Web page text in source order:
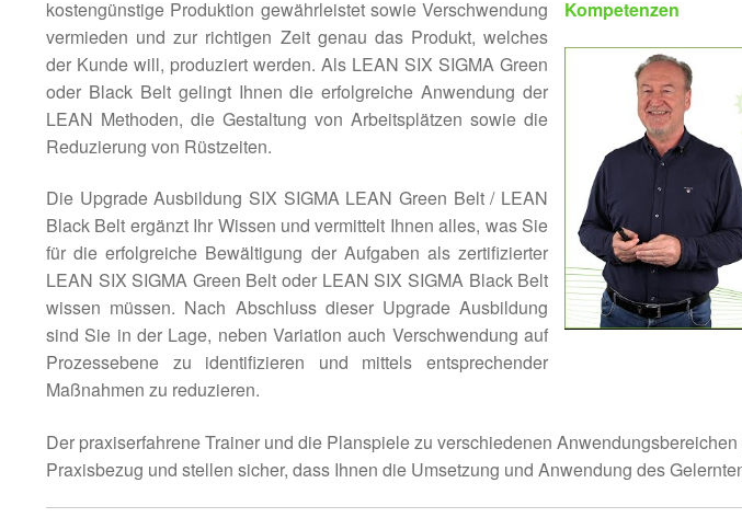
kostengünstige Produktion gewährleistet sowie Verschwendung
vermieden und zur richtigen Zeit genau das Produkt, welches
der Kunde will, produziert werden. Als LEAN SIX SIGMA Green
oder Black Belt gelingt Ihnen die erfolgreiche Anwendung der
LEAN Methoden, die Gestaltung von Arbeitsplätzen sowie die
Reduzierung von Rüstzeiten.
Die Upgrade Ausbildung SIX SIGMA LEAN Green Belt / LEAN
Black Belt ergänzt Ihr Wissen und vermittelt Ihnen alles, was Sie
für die erfolgreiche Bewältigung der Aufgaben als zertifizierter
LEAN SIX SIGMA Green Belt oder LEAN SIX SIGMA Black Belt
wissen müssen. Nach Abschluss dieser Upgrade Ausbildung
sind Sie in der Lage, neben Variation auch Verschwendung auf
Prozessebene zu identifizieren und mittels entsprechender
Maßnahmen zu reduzieren.
Kompetenzen
Der praxiserfahrene Trainer und die Planspiele zu verschiedenen
Praxisbezug und stellen sicher, dass Ihnen die Umsetzung und Anwendung des